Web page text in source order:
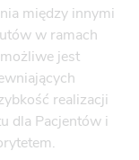
między innymi
w ramach
jest
realizacji
dla Pacjentów i